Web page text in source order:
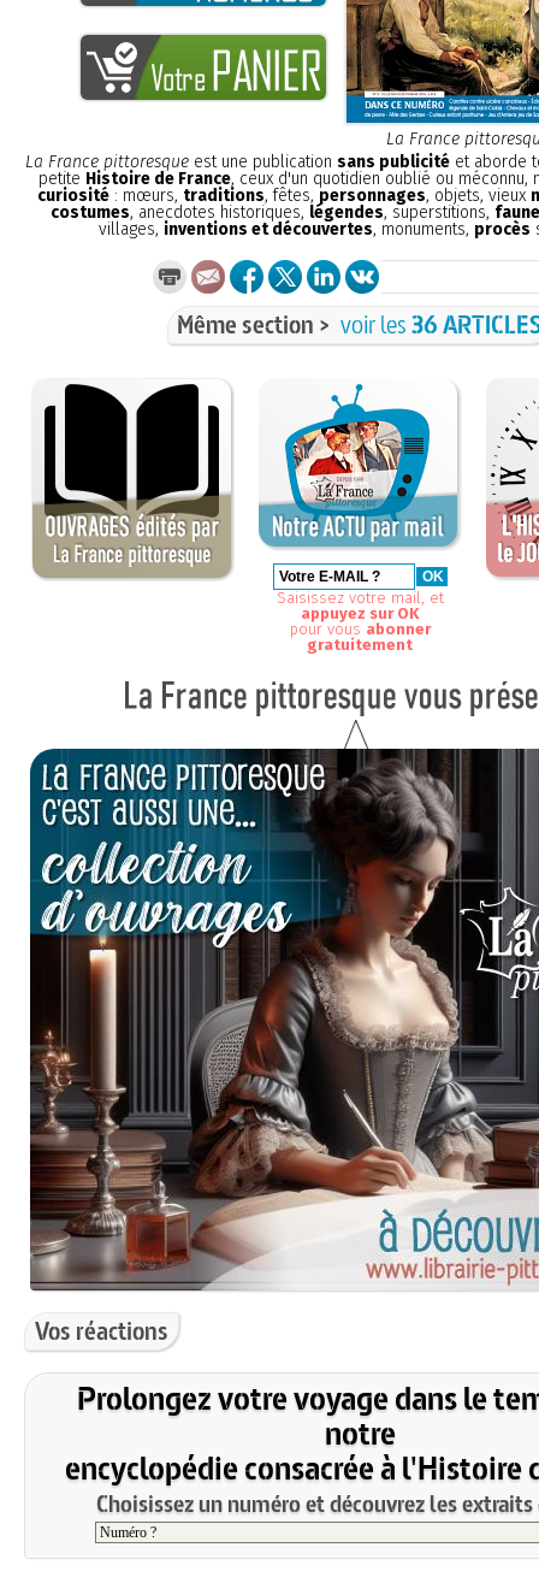
La France
La France pittoresque est une publication sans publicité et aborde
petite Histoire de France, ceux d'un quotidien oublié ou méconnu,
curiosité : mœurs, traditions, fêtes, personnages, objets, vieux
costumes, anecdotes historiques, légendes, superstitions,
villages, inventions et découvertes, monuments, procès
Même section > voir les36
Saisissez votre mail, et
appuyez sur OK
pour vous abonner
gratuitement
Vos réactions
Prolongez votre voyage dans le
notre
encyclopédie consacrée à l'Histoire
Choisissez un numéro et découvrez les